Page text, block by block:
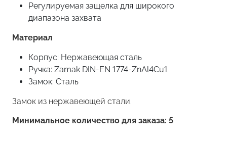
Регулируемая защелка для широкого
диапазона захвата
Материал
Корпус: Нержавеющая сталь
Ручка: Zamak DIN-EN 1774-ZnAl4Cu1
Замок: Сталь
Замок из нержавеющей стали.
Минимальное количество для заказа: 5